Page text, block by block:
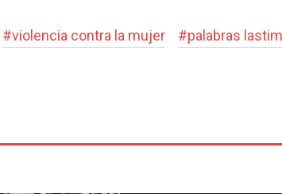
#violencia contra la mujer #palabras